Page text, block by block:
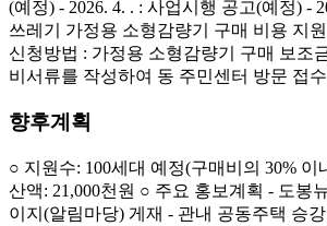
(예정) - 2026. 4. . : 사업시행 공고(예정) -
쓰레기 가정용 소형감량기 구매 비용 지
신청방법 : 가정용 소형감량기 구매 보조
비서류를 작성하여 동 주민센터 방문 접수
향후계획
○ 지원수: 100세대 예정(구매비의 30% 이
산액: 21,000천원 ○ 주요 홍보계획 - 도봉
이지(알림마당) 게재 - 관내 공동주택 승